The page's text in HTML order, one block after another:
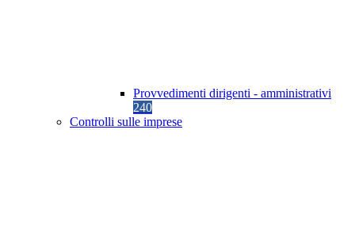
Provvedimenti dirigenti - amministrativi
240
Controlli sulle imprese